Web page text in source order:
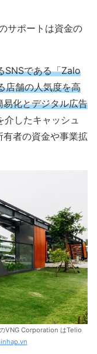
サポートは資金の
SNSである「Zalo
店舗の人気度を高
化とデジタル広告
したキャッシュ
有者の資金や事業拡
のVNG Corporation はTelio